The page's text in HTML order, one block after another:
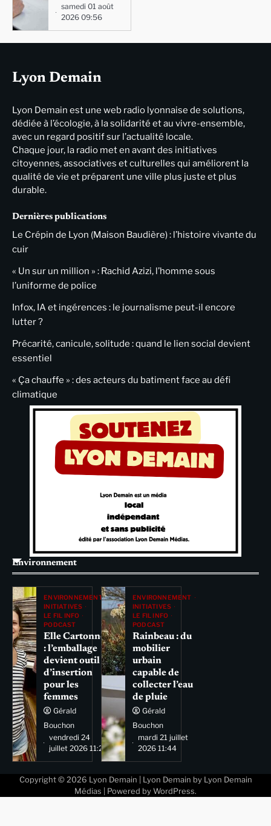
samedi 01 août
2026 09:56
Lyon Demain
Lyon Demain est une web radio lyonnaise de solutions,
dédiée à l’écologie, à la solidarité et au vivre-ensemble,
avec un regard positif sur l’actualité locale.
Chaque jour, la radio met en avant des initiatives
citoyennes, associatives et culturelles qui améliorent la
qualité de vie et préparent une ville plus juste et plus
durable.
Dernières publications
Le Crépin de Lyon (Maison Baudière) : l’histoire vivante du
cuir
« Un sur un million » : Rachid Azizi, l’homme sous
l’uniforme de police
Infox, IA et ingérences : le journalisme peut-il encore
lutter ?
Précarité, canicule, solitude : quand le lien social devient
essentiel
« Ça chauffe » : des acteurs du batiment face au défi
climatique
Environnement
ENVIRONNEMENT
INITIATIVES
LE FIL INFO
PODCAST
Elle Cartonne
: l’emballage
devient outil
d’insertion
pour les
femmes
Gérald
Bouchon
vendredi 24
juillet 2026 11:29
ENVIRONNEMENT
INITIATIVES
LE FIL INFO
PODCAST
Rainbeau : du
mobilier
urbain
capable de
collecter l’eau
de pluie
Gérald
Bouchon
mardi 21 juillet
2026 11:44
Copyright © 2026 Lyon Demain | Lyon Demain by Lyon Demain
Médias | Powered by WordPress.